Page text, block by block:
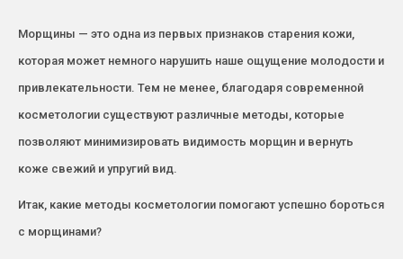
Морщины — это одна из первых признаков старения кожи,
которая может немного нарушить наше ощущение молодости и
привлекательности. Тем не менее, благодаря современной
косметологии существуют различные методы, которые
позволяют минимизировать видимость морщин и вернуть
коже свежий и упругий вид.
Итак, какие методы косметологии помогают успешно бороться
с морщинами?